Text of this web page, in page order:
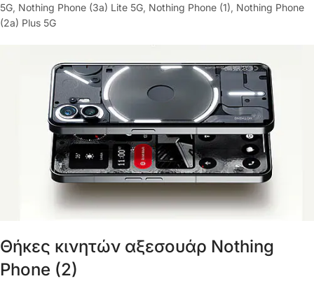
5G, Nothing Phone (3a) Lite 5G, Nothing Phone (1), Nothing Phone
(2a) Plus 5G
Θήκες κινητών αξεσουάρ Nothing
Phone (2)